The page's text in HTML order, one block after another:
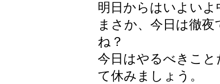
明日からはいよい
まさか、今日は徹
ね？
今日はやるべきこ
て休みましょう。